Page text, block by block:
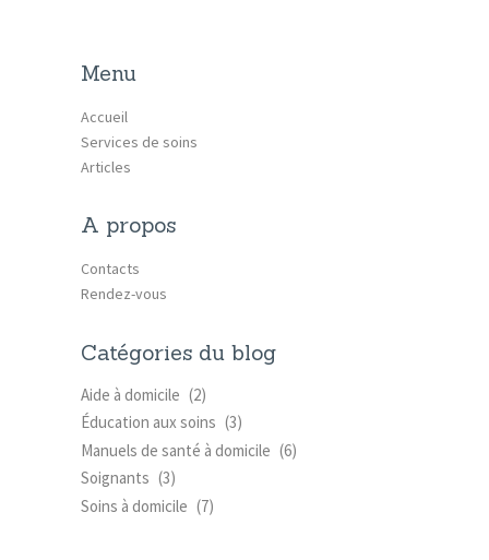
Menu
Accueil
Services de soins
Articles
A propos
Contacts
Rendez-vous
Catégories du blog
Aide à domicile (2)
Éducation aux soins (3)
Manuels de santé à domicile (6)
Soignants (3)
Soins à domicile (7)